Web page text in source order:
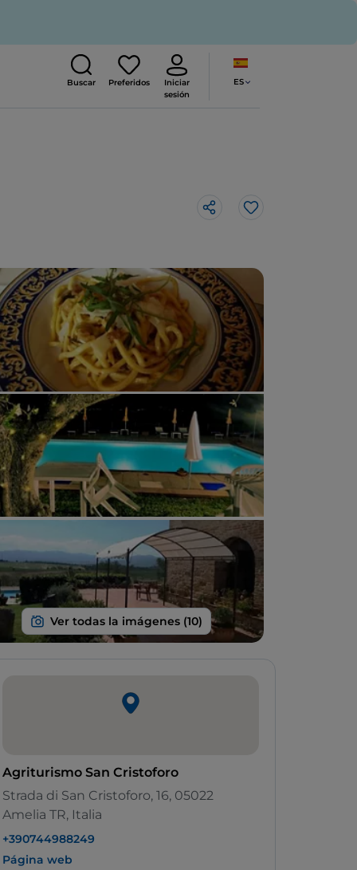
Buscar Preferidos
Iniciar
sesión
ES
Me gusta
Agriturismo San Cristoforo
Strada di San Cristoforo, 16, 05022
Amelia TR, Italia
+390744988249
Página web